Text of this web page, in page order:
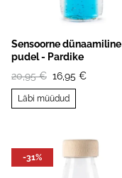
Sensoorne dünaamiline
pudel - Pardike
20,95 € 16,95 €
Läbi müüdud
-31%